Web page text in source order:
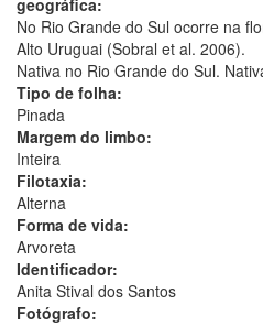
geográfica:
No Rio Grande do Sul ocorre na
Alto Uruguai (Sobral et al. 2006).
Nativa no Rio Grande do Sul.
Tipo de folha:
Pinada
Margem do limbo:
Inteira
Filotaxia:
Alterna
Forma de vida:
Arvoreta
Identificador:
Anita Stival dos Santos
Fotógrafo: